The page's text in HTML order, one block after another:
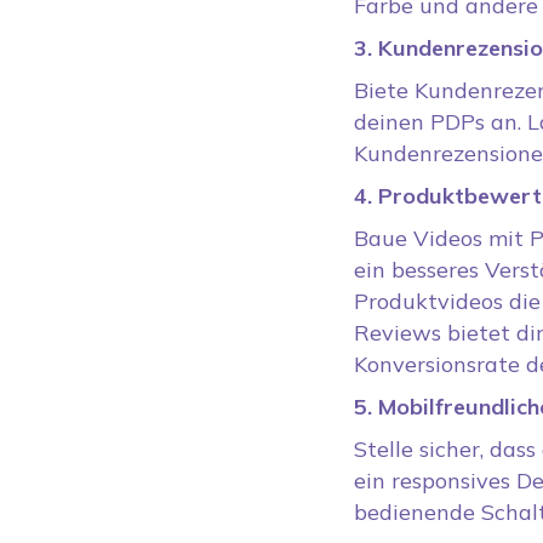
3.
Biete
deinen PDPs an.
4.
Baue Videos mit
ein besseres
Produktvideos
Reviews bietet
Konversionsrate
5.
Stelle sicher,
ein responsives
bedienende